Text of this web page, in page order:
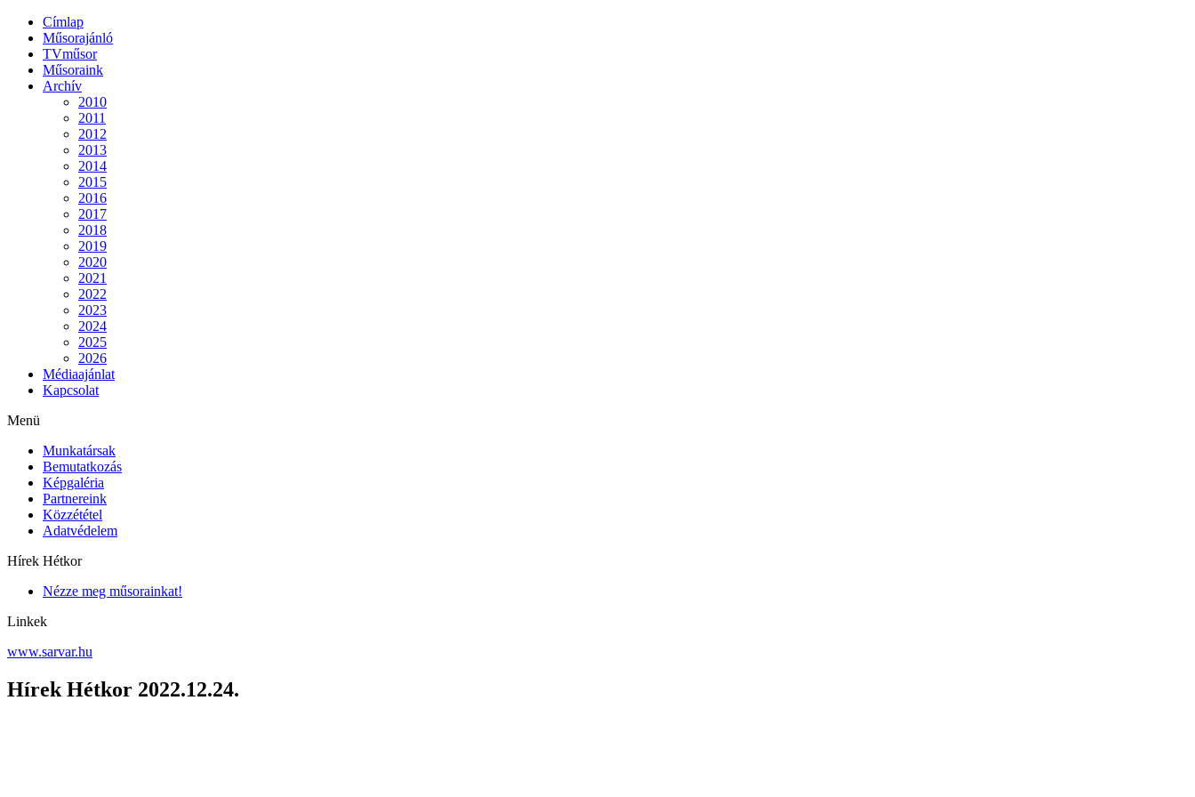
Címlap
Műsorajánló
TVműsor
Műsoraink
Archív
2010
2011
2012
2013
2014
2015
2016
2017
2018
2019
2020
2021
2022
2023
2024
2025
2026
Médiaajánlat
Kapcsolat
Menü
Munkatársak
Bemutatkozás
Képgaléria
Partnereink
Közzététel
Adatvédelem
Hírek Hétkor
Nézze meg műsorainkat!
Linkek
www.sarvar.hu
Hírek Hétkor 2022.12.24.